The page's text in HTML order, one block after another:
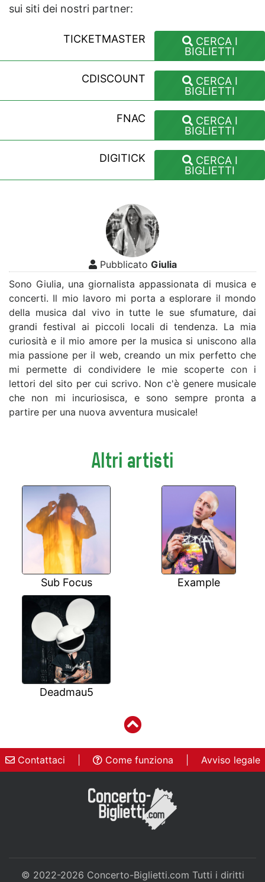
sui siti dei nostri partner:
TICKETMASTER
CERCA I
BIGLIETTI
CDISCOUNT
CERCA I
BIGLIETTI
FNAC
CERCA I
BIGLIETTI
DIGITICK
CERCA I
BIGLIETTI
Pubblicato Giulia
Sono Giulia, una giornalista appassionata di musica e
concerti. Il mio lavoro mi porta a esplorare il mondo
della musica dal vivo in tutte le sue sfumature, dai
grandi festival ai piccoli locali di tendenza. La mia
curiosità e il mio amore per la musica si uniscono alla
mia passione per il web, creando un mix perfetto che
mi permette di condividere le mie scoperte con i
lettori del sito per cui scrivo. Non c'è genere musicale
che non mi incuriosisca, e sono sempre pronta a
partire per una nuova avventura musicale!
Altri artisti
Sub Focus Example
Deadmau5
Contattaci Come funziona Avviso legale
© 2022-2026 Concerto-Biglietti.com Tutti i diritti